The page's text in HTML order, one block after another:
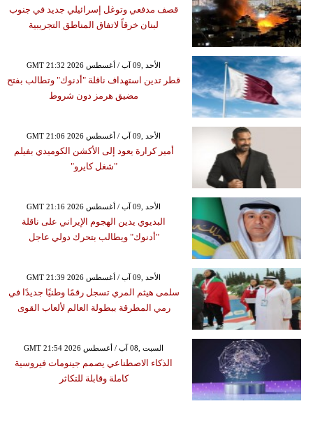
قصف مدفعي وتوغل إسرائيلي جديد في جنوب
لبنان خرقاً لاتفاق المناطق التجريبية
GMT 21:32 2026 الأحد ,09 آب / أغسطس
قطر تدين استهداف ناقلة "أدنوك" وتطالب بفتح
مضيق هرمز دون شروط
GMT 21:06 2026 الأحد ,09 آب / أغسطس
أمير كرارة يعود إلى الأكشن الكوميدي بفيلم
"شغل كايرو"
GMT 21:16 2026 الأحد ,09 آب / أغسطس
البديوي يدين الهجوم الإيراني على ناقلة
"أدنوك" ويطالب بتحرك دولي عاجل
GMT 21:39 2026 الأحد ,09 آب / أغسطس
سلمى هيثم المري تسجل رقمًا وطنيًا جديدًا في
رمي المطرقة ببطولة العالم لألعاب القوى
GMT 21:54 2026 السبت ,08 آب / أغسطس
الذكاء الاصطناعي يصمم جينومات فيروسية
كاملة وقابلة للتكاثر